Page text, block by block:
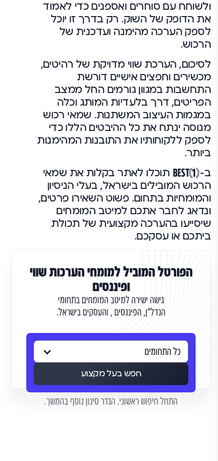
ולשוחח עם סוחרים ואספנים כדי לאמוד
את הדופק של השוק. רק בדרך זו יוכל
לספק הערכה מהימנה ועדכנית של
הרכוש.
לסיכום, הערכת שווי מדויקת של רהיטים,
מכשירים וחפצים אישיים דורשת
התחשבות במגוון גורמים החל ממצב
הפריטים, דרך בלעדיות המותג וכלה
במגמות העיצוב המשתנות. שמאי רכוש
מנוסה ינתח את כל ההיבטים הללו כדי
לספק ללקוחותיו את התובנות המהימנות
ביותר.
ב-
תוכלו לאתר בקלות את שמאי
הרכוש המובילים בישראל, בעלי הניסיון
והמומחיות בתחום. פשוט השאירו פרטים,
ונדאג לחבר אתכם למיטב המומחים
שיסייעו בהערכה מקצועית של תכולת
ביתכם או עסקכם.
הפורטל המוביל למומחי הערכות שווי
ופיננסים
גישה ישירה למיטב המומחים בתחומי
הנדל"ן, הפיננסים , והעסקים בישראל.
חפש בעל מקצוע
התחל חיפוש ראשוני. הגדר סינון נוסף בהמשך.